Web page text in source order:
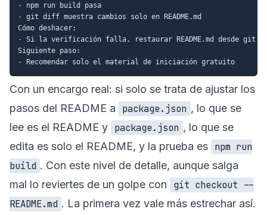
-
- git diff muestra cambios solo en README.md
- Si la verificación falla, restaurar README.md desde git
-
Con un encargo real: si solo se trata de ajustar los
pasos del README a
package.json , lo que se
lee es el README y package.json , lo que se
edita es solo el README, y la prueba es npm run
build . Con este nivel de detalle, aunque salga
mal lo reviertes de un golpe con
git checkout --
README.md . La primera vez vale más estrechar así.